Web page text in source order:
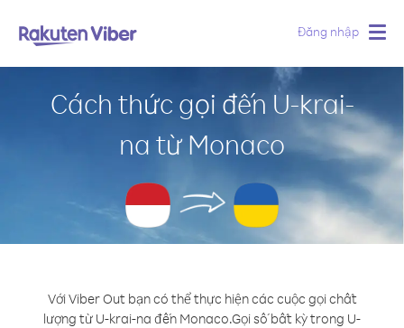
Đăng nhập
Cách thức gọi đến U-krai-
na từ Monaco
Với Viber Out bạn có thể thực hiện các cuộc gọi chất
lượng từ U-krai-na đến Monaco.Gọi số bất kỳ trong U-